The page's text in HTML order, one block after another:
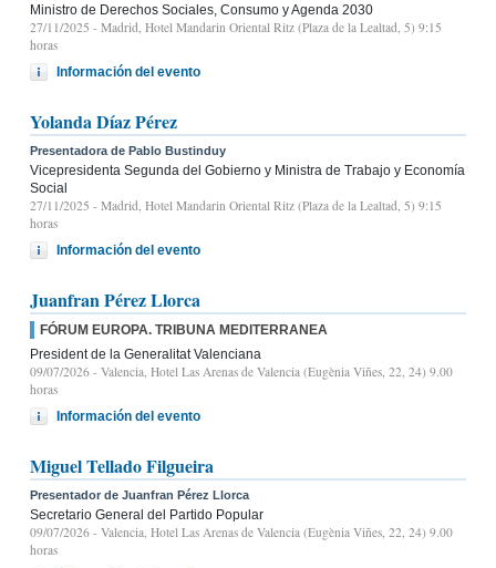
Ministro de Derechos Sociales, Consumo y Agenda 2030
27/11/2025 - Madrid, Hotel Mandarin Oriental Ritz (Plaza de la Lealtad, 5) 9:15
horas
Información del evento
Yolanda Díaz Pérez
Presentadora de Pablo Bustinduy
Vicepresidenta Segunda del Gobierno y Ministra de Trabajo y Economía
Social
27/11/2025 - Madrid, Hotel Mandarin Oriental Ritz (Plaza de la Lealtad, 5) 9:15
horas
Información del evento
Juanfran Pérez Llorca
FÓRUM EUROPA. TRIBUNA MEDITERRANEA
President de la Generalitat Valenciana
09/07/2026 - Valencia, Hotel Las Arenas de Valencia (Eugènia Viñes, 22, 24) 9.00
horas
Información del evento
Miguel Tellado Filgueira
Presentador de Juanfran Pérez Llorca
Secretario General del Partido Popular
09/07/2026 - Valencia, Hotel Las Arenas de Valencia (Eugènia Viñes, 22, 24) 9.00
horas